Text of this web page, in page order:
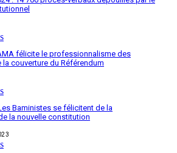
félicite le professionnalisme des
couverture du Référendum
Baministes se félicitent de la
la nouvelle constitution